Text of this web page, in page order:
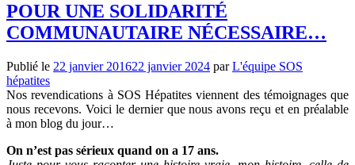
POUR UNE SOLIDARITÉ
COMMUNAUTAIRE NÉCESSAIRE…
Publié le 22 janvier 201622 janvier 2024 parL'équipe SOS
hépatites
Nos revendications à SOS Hépatites viennent des témoignages que
nous recevons. Voici le dernier que nous avons reçu et en préalable
à mon blog du jour…
On n’est pas sérieux quand on a 17 ans.